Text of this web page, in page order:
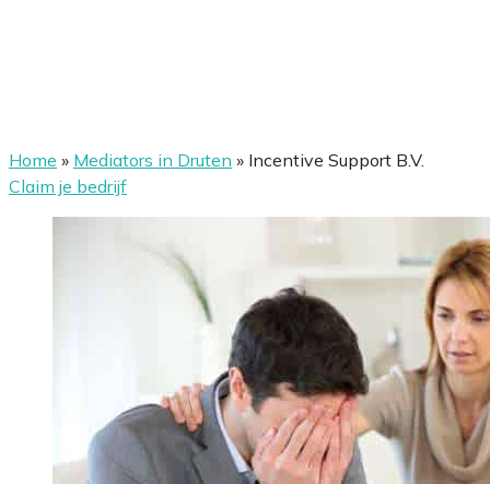
Home » Mediators in Druten » Incentive Support B.V.
Claim je bedrijf